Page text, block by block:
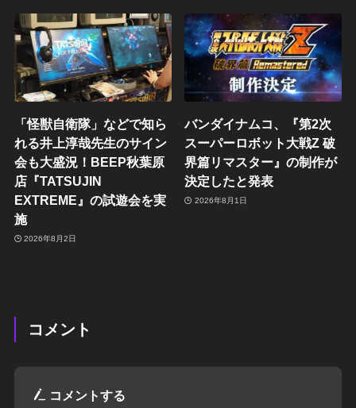
「怪獣自衛隊」などで知ら
れる井上淳哉先生のサイン
会も大盛況！BEEP秋葉原
店『TATSUJIN
EXTREME』の試遊会を実
施
2026年8月2日
バンダイナムコ、『第2次
スーパーロボット大戦Z 破
界篇リマスター』の制作が
決定したと発表
2026年8月1日
コメント
コメントする